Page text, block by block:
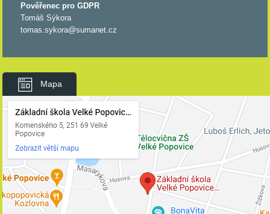
Pověřenec pro GDPR
Tomáš Sýkora
tomas.sykora@sumanet.cz
Mapa